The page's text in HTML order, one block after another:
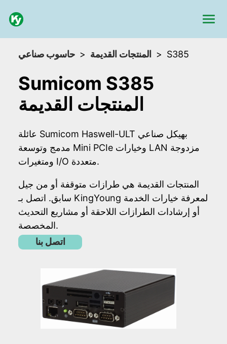
حاسوب صناعي المنتجات القديمة S385
Sumicom S385
المنتجات القديمة
عائلة Sumicom Haswell-ULT بهيكل صناعي
مدمج وتوسعة Mini PCIe وخيارات LAN مزدوجة
ومتغيرات I/O متعددة.
المنتجات القديمة هي طرازات متوقفة أو من جيل
سابق. اتصل بـ KingYoung لمعرفة خيارات الخدمة
أو إرشادات الطرازات اللاحقة أو مشاريع التحديث
المخصصة.
اتصل بنا